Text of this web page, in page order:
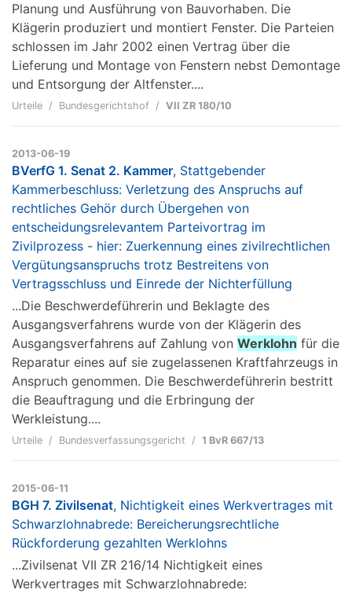
Planung und Ausführung von Bauvorhaben. Die
Klägerin produziert und montiert Fenster. Die Parteien
schlossen im Jahr 2002 einen Vertrag über die
Lieferung und Montage von Fenstern nebst Demontage
und Entsorgung der Altfenster....
Urteile Bundesgerichtshof VII ZR 180/10
2013-06-19
BVerfG 1. Senat 2. Kammer, Stattgebender
Kammerbeschluss: Verletzung des Anspruchs auf
rechtliches Gehör durch Übergehen von
entscheidungsrelevantem Parteivortrag im
Zivilprozess - hier: Zuerkennung eines zivilrechtlichen
Vergütungsanspruchs trotz Bestreitens von
Vertragsschluss und Einrede der Nichterfüllung
...Die Beschwerdeführerin und Beklagte des
Ausgangsverfahrens wurde von der Klägerin des
Ausgangsverfahrens auf Zahlung von Werklohn für die
Reparatur eines auf sie zugelassenen Kraftfahrzeugs in
Anspruch genommen. Die Beschwerdeführerin bestritt
die Beauftragung und die Erbringung der
Werkleistung....
Urteile Bundesverfassungsgericht 1 BvR 667/13
2015-06-11
BGH 7. Zivilsenat, Nichtigkeit eines Werkvertrages mit
Schwarzlohnabrede: Bereicherungsrechtliche
Rückforderung gezahlten Werklohns
...Zivilsenat VII ZR 216/14 Nichtigkeit eines
Werkvertrages mit Schwarzlohnabrede: